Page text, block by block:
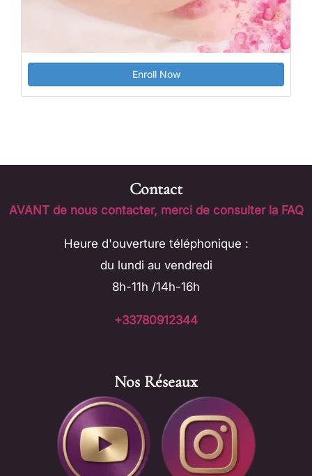
Enroll Now
Contact
AVANT de nous contacter, merci de consulter la FAQ
Heure d'ouverture téléphonique :
du lundi au vendredi
8h-11h /14h-16h
+33780912344
Nos Réseaux